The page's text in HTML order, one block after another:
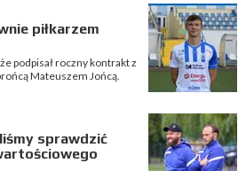
piłkarzem
podpisał roczny kontrakt z
Mateuszem Jońcą.
sprawdzić